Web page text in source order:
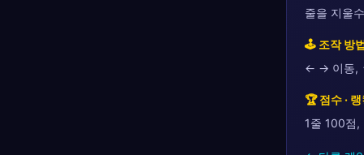
줄을 지울
🕹 조작 방
← → 이동,
🏆 점수 ·
1줄 100점